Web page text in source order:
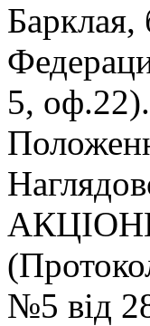
Барклая,
5,
№5 вiд